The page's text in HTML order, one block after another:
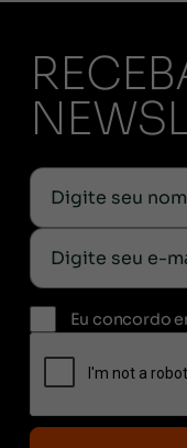
Eu concordo